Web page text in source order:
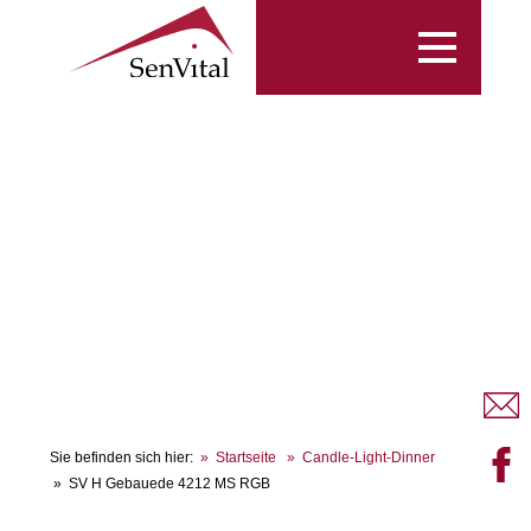
Toggle
Sie befinden sich hier: Startseite
Candle-Light-Dinner
SV H Gebauede 4212 MS RGB